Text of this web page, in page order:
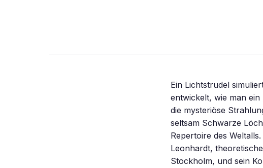
Ein Lichtstrudel
entwickelt, wie man
die mysteriöse
seltsam Schwarze
Repertoire des
Leonhardt,
Stockholm, und sein